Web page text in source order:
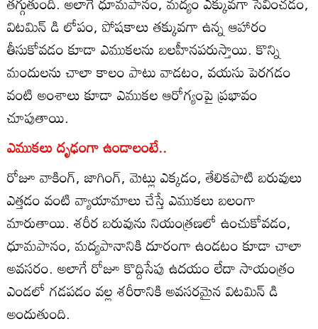
విటమిన్ డి లోపం, పోషకాలు తక్కువగా ఉన్న ఆహారం
తీసుకోవడం కూడా ఎముకలను బలహీనపరుస్తాయి. కొన్ని
మందులను చాలా కాలం పాటు వాడటం, వయసు పెరగడం
వంటి అంశాలు కూడా ఎముకల ఆరోగ్యంపై ప్రభావం
చూపుతాయి.
ఎముకలు దృఢంగా ఉండాలంటే..
రోజూ వాకింగ్, జాగింగ్, మెట్లు ఎక్కడం, తేలికపాటి బరువులు
ఎత్తడం వంటి వ్యాయామాలు చేస్తే ఎముకలు బలంగా
మారుతాయి. శరీర బరువును నియంత్రణలో ఉంచుకోవడం,
ధూమపానం, మద్యపానానికి దూరంగా ఉండటం కూడా చాలా
అవసరం. అలాగే రోజూ కొద్దిసేపు ఉదయం లేదా సాయంత్రం
ఎండలో గడపడం వల్ల శరీరానికి అవసరమైన విటమిన్ డి
అందుతుంది.